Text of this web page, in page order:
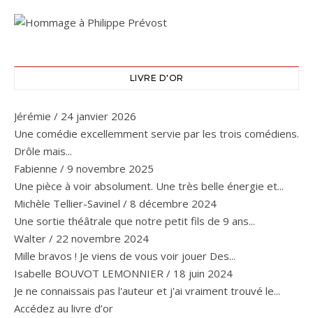
LIVRE D'OR
Jérémie / 24 janvier 2026
Une comédie excellemment servie par les trois comédiens.
Drôle mais...
Fabienne / 9 novembre 2025
Une pièce à voir absolument. Une très belle énergie et...
Michèle Tellier-Savinel / 8 décembre 2024
Une sortie théâtrale que notre petit fils de 9 ans...
Walter / 22 novembre 2024
Mille bravos ! Je viens de vous voir jouer Des...
Isabelle BOUVOT LEMONNIER / 18 juin 2024
Je ne connaissais pas l'auteur et j'ai vraiment trouvé le...
Accédez au livre d’or